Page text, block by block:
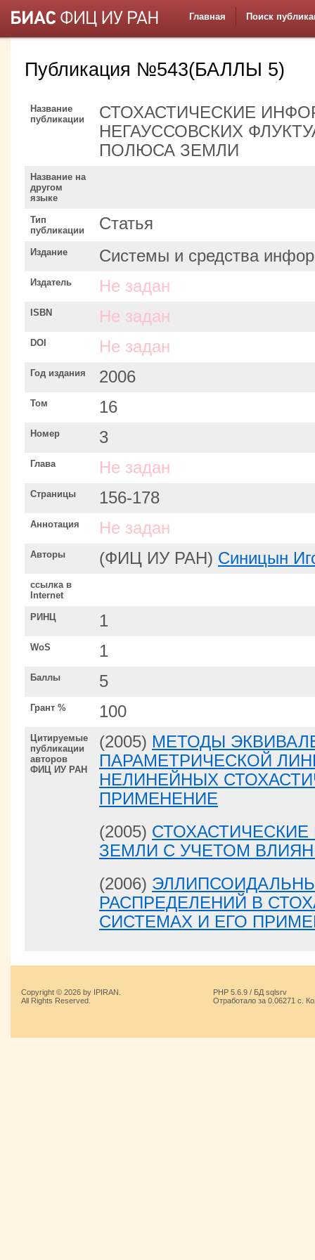
Главная Поиск
Публикация №543(БАЛЛЫ 5)
Название
публикации
СТОХАСТИЧЕСКИЕ
НЕГАУССОВСКИХ
ПОЛЮСА ЗЕМЛИ
Название на
другом
языке
Тип
публикации
Статья
Издание Системы и средства
Издатель Не задан
ISBN Не задан
DOI Не задан
Год издания 2006
Том 16
Номер 3
Глава Не задан
Страницы 156-178
Аннотация Не задан
Авторы (ФИЦ ИУ РАН) Синицын
ссылка в
Internet
РИНЦ 1
WoS 1
Баллы 5
Грант % 100
Цитируемые
публикации
авторов
ФИЦ ИУ РАН
(2005) МЕТОДЫ
ПАРАМЕТРИЧЕСКОЙ
НЕЛИНЕЙНЫХ
ПРИМЕНЕНИЕ
(2005)
ЗЕМЛИ С УЧЕТОМ
(2006)
РАСПРЕДЕЛЕНИЙ В
СИСТЕМАХ И ЕГО
Copyright © 2026 by IPIRAN.
All Rights Reserved.
PHP 5.6.9 / БД sqlsrv
Отработало за 0.06271 с.